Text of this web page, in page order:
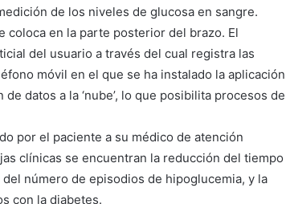
de los niveles de glucosa en sangre.
coloca en la parte posterior del brazo. El
del usuario a través del cual registra las
móvil en el que se ha instalado la aplicación
datos a la ‘nube’, lo que posibilita procesos de
por el paciente a su médico de atención
clínicas se encuentran la reducción del tiempo
número de episodios de hipoglucemia, y la
con la diabetes.